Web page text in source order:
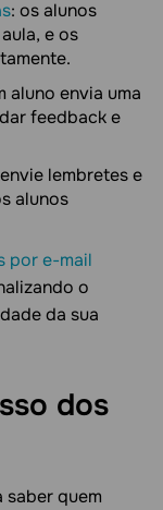
: os alunos
e os
aluno envia uma
feedback e
lembretes e
alunos
por e-mail
o
da sua
dos
quem